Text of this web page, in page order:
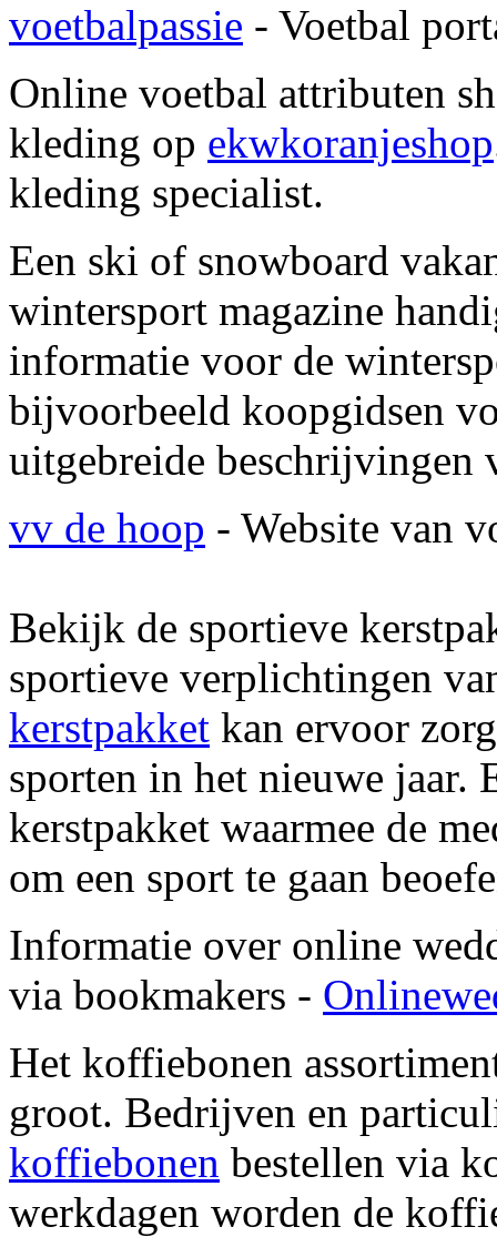
voetbalpassie - Voetbal
Online voetbal attributen
kleding op ekwkoranjeshop
kleding specialist.
Een ski of snowboard
wintersport magazine
informatie voor de
bijvoorbeeld koopgidsen
uitgebreide beschrijvingen
vv de hoop - Website van
Bekijk de sportieve
sportieve verplichtingen
kerstpakket kan ervoor
sporten in het nieuwe jaar.
kerstpakket waarmee de
om een sport te gaan
Informatie over online
via bookmakers -
Het koffiebonen
groot. Bedrijven en
koffiebonen bestellen via
werkdagen worden de